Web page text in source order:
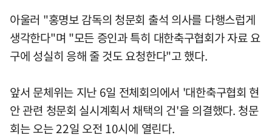
아울러 "홍명보 감독의 청문회 출석 의사를 다행스럽게
생각한다"며 "모든 증인과 특히 대한축구협회가 자료 요
구에 성실히 응해 줄 것도 요청한다"고 했다.
앞서 문체위는 지난 6일 전체회의에서 '대한축구협회 현
안 관련 청문회 실시계획서 채택의 건'을 의결했다. 청문
회는 오는 22일 오전 10시에 열린다.